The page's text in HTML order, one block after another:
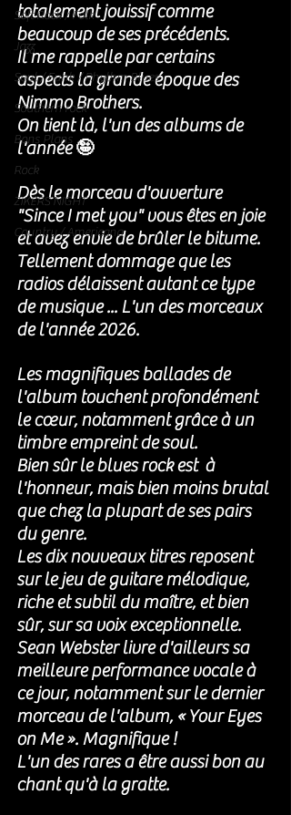
Soft Rock / Folk
Jazz
Soul / Funk / Rhythm Blues
Southern rock
Bons Plans
Rock
ZIKERS NIGHT
Country / Americana
totalement jouissif comme
beaucoup de ses précédents.
Il me rappelle par certains
aspects la grande époque des
Nimmo Brothers.
On tient là, l'un des albums de
l'année 🤪
Dès le morceau d'ouverture
"Since I met you" vous êtes en joie
et avez envie de brûler le bitume.
Tellement dommage que les
radios délaissent autant ce type
de musique ... L'un des morceaux
de l'année 2026.
Les magnifiques ballades de
l'album touchent profondément
le cœur, notamment grâce à un
timbre empreint de soul.
Bien sûr le blues rock est  à
l'honneur, mais bien moins brutal
que chez la plupart de ses pairs
du genre.
Les dix nouveaux titres reposent
sur le jeu de guitare mélodique,
riche et subtil du maître, et bien
sûr, sur sa voix exceptionnelle.
Sean Webster livre d'ailleurs sa
meilleure performance vocale à
ce jour, notamment sur le dernier
morceau de l'album, « Your Eyes
on Me ». Magnifique !
L'un des rares a être aussi bon au
chant qu'à la gratte.